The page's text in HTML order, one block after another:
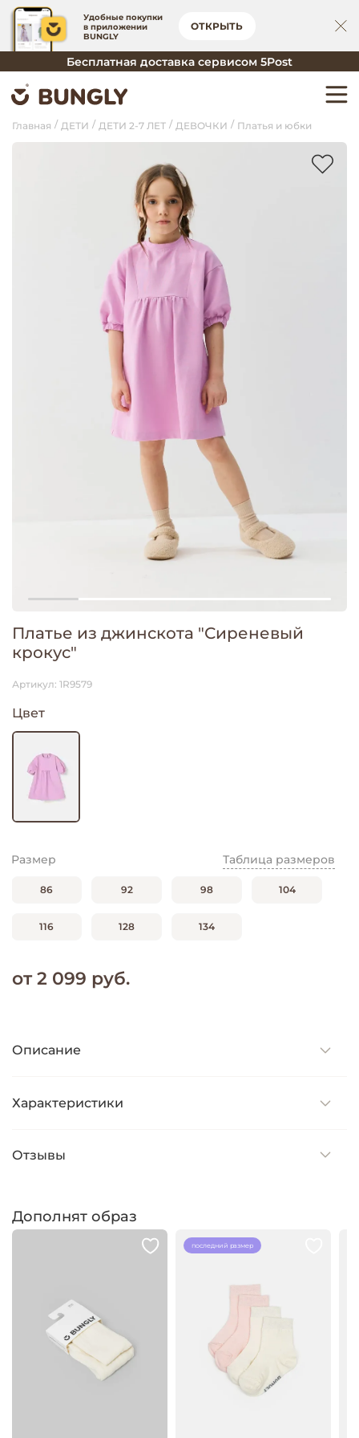
Удобные покупки
в приложении
BUNGLY
ОТКРЫТЬ
Бесплатная доставка сервисом 5Post
Главная ДЕТИ ДЕТИ 2-7 ЛЕТ ДЕВОЧКИ Платья и юбки
Платье из джинскота "Сиреневый
крокус"
Артикул: 1R9579
Цвет
Таблица размеров
Размер
86 92 98 104
116 128 134
от 2 099 руб.
Описание
Характеристики
Отзывы
Дополнят образ
последний размер